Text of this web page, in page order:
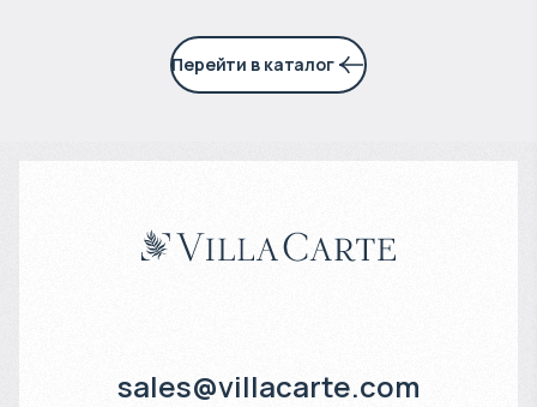
Перейти в каталог
sales@villacarte.com